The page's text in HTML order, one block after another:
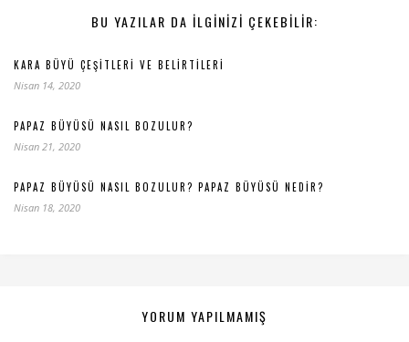
BU YAZILAR DA ILGINIZI ÇEKEBILIR:
KARA BÜYÜ ÇEŞITLERI VE BELIRTILERI
Nisan 14, 2020
PAPAZ BÜYÜSÜ NASIL BOZULUR?
Nisan 21, 2020
PAPAZ BÜYÜSÜ NASIL BOZULUR? PAPAZ BÜYÜSÜ NEDIR?
Nisan 18, 2020
YORUM YAPILMAMIŞ